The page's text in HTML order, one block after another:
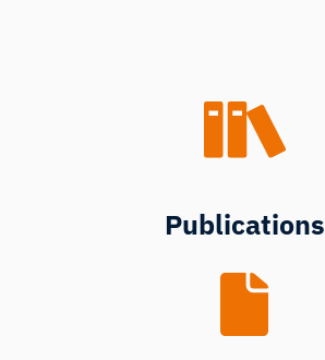
Publications